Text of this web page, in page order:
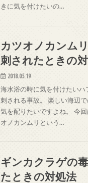
きに気を付けたいの…
カツオノカンム
刺されたときの
2018.05.19
海水浴の時に気を付けたい
刺される事故。 楽しい海辺
気を配りたいですよね。 今
オノカンムリという…
ギンカクラゲの
たときの対処法